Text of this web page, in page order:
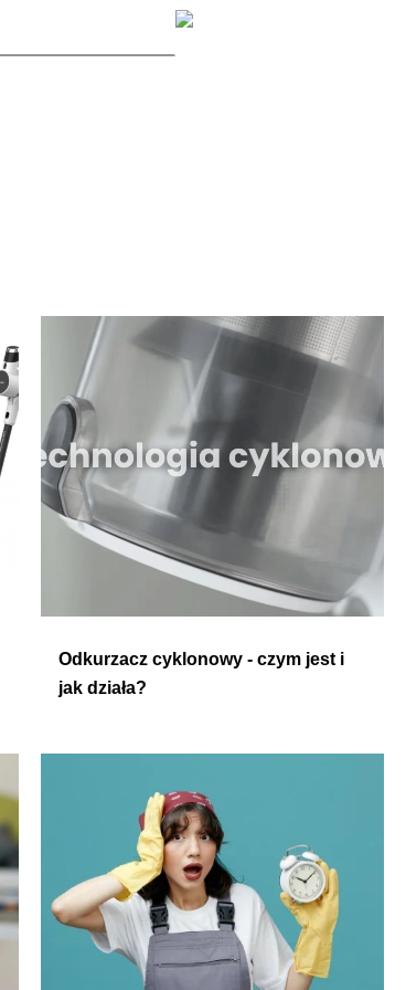
Odkurzacz cyklonowy - czym jest i
jak działa?